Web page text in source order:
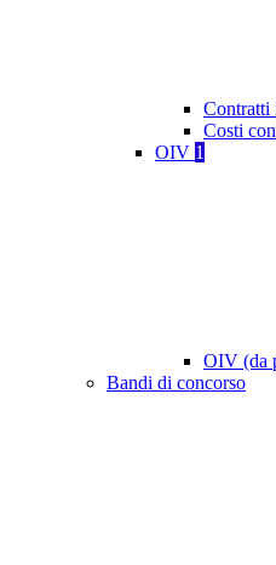
Contratti
Costi
OIV 1
OIV (da
Bandi di concorso